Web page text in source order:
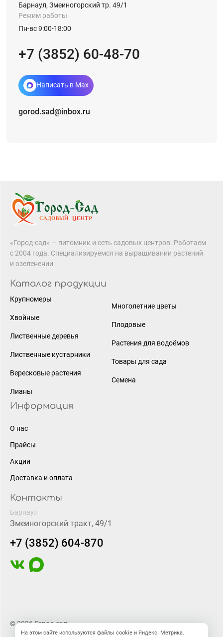
Барнаул, Змеиногорский тр. 49/1
Режим работы
Пн-вс 9:00-18:00
+7 (3852) 60-48-70
Написать в Max
gorod.sad@inbox.ru
«Город-сад» — питомник и сеть садовых центров. Работаем
с 2004 года. Специализируемся на выращивании растений
и озеленении
Каталог продукции
Крупномеры
Хвойные
Лиственные деревья
Лиственные кустарники
Вересковые растения
Лианы
Многолетние цветы
Плодовые
Растения для водоёмов
Товары для сада
Семена
Информация
О нас
Прайсы
Акции
Доставка и оплата
Контакты
Барнаул
Змеиногорский тракт, 49/1
+7 (3852) 604-870
© 2026 Город-сад
На этом сайте используются файлы cookie и Яндекс. Метрика.